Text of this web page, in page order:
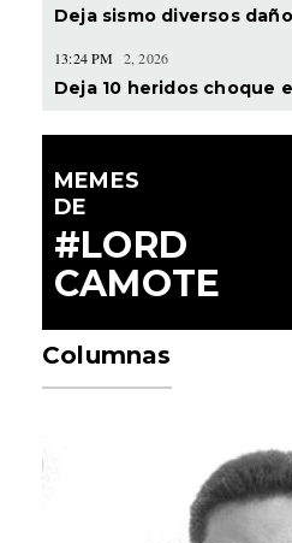
Deja sismo diversos
13:24 PM 2, 2026
Deja 10 heridos choque
MEMES
DE
#LORD
CAMOTE
Columnas